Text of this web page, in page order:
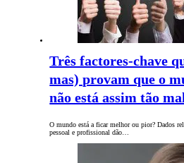
Três factores-chave
mas) provam que o
não está assim tão
O mundo está a ficar melhor ou pior? Dados
pessoal e profissional dão…